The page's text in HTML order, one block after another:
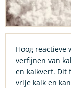
Hoog reactieve
verfijnen van
en kalkverf. Dit
vrije kalk en